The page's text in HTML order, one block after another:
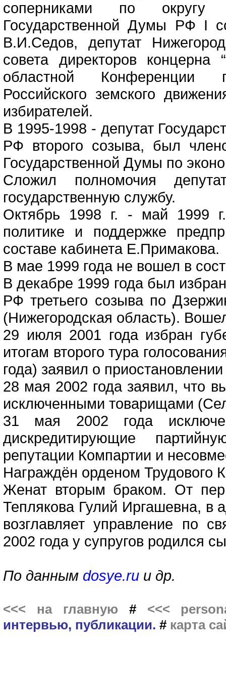
соперниками по округу
Государственной Думы РФ I
В.И.Седов, депутат
совета директоров концерна
областной Конференции
Российского земского
избирателей.
В 1995-1998 - депутат
РФ второго созыва, был
Государственной Думы по
Сложил полномочия
государственную службу.
Октябрь 1998 г. - май 1999
политике и поддержке
составе кабинета Е.Примакова.
В мае 1999 года не вошел в
В декабре 1999 года был
РФ третьего созыва по
(Нижегородская область).
29 июля 2001 года избран
итогам второго тура
года) заявил о
28 мая 2002 года заявил, что
исключенными товарищами
31 мая 2002 года
дискредитирующие
репутации Компартии и
Награждён орденом Трудового
Женат вторым браком. От
Теплякова Гулий Иргашевна, в
возглавляет управление по
2002 года у супругов родился
По данным dosye.ru и др.
<<< на главную # <<<
интервью, публикации. # карта